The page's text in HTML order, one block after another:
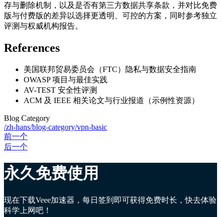
存与删除机制，以及是否有第三方数据共享条款，并对比免费
版与付费版的差异以选择更透明、可控的方案，同时参考独立
评测与权威机构报告。
References
美国联邦贸易委员会（FTC）隐私与数据安全指南
OWASP 项目与最佳实践
AV-TEST 安全性评测
ACM 及 IEEE 相关论文与行业报道（示例性资源）
Blog Category
/zh-hans/blog-category/vpn-basic
前一个
后一个
永久免费使用
现在下载Veee加速器，每日签到即可获得免费时长，快去体验
科学上网吧！